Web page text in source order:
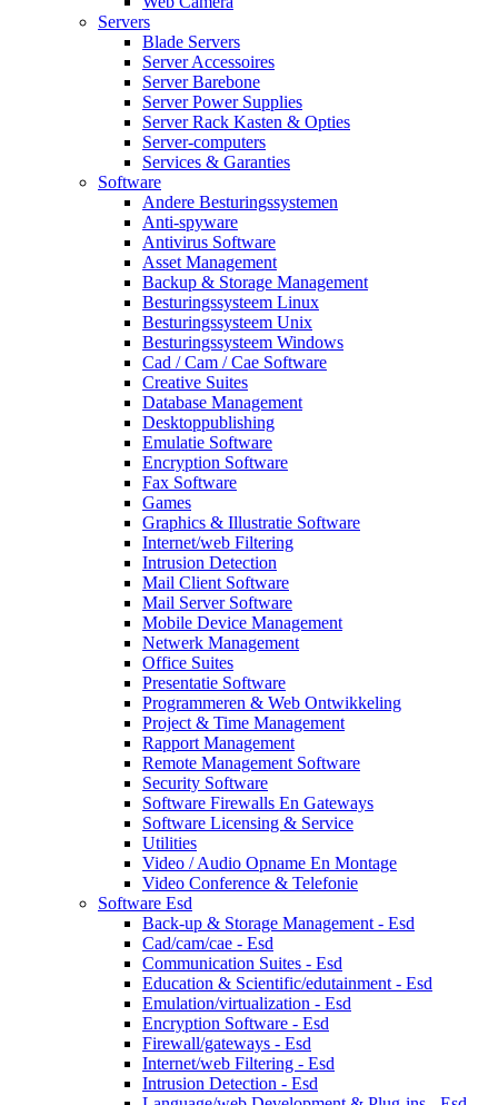
Servers
Blade Servers
Server Accessoires
Server Barebone
Server Power Supplies
Server Rack Kasten & Opties
Server-computers
Services & Garanties
Software
Andere Besturingssystemen
Anti-spyware
Antivirus Software
Asset Management
Backup & Storage Management
Besturingssysteem Linux
Besturingssysteem Unix
Besturingssysteem Windows
Cad / Cam / Cae Software
Creative Suites
Database Management
Desktoppublishing
Emulatie Software
Encryption Software
Fax Software
Games
Graphics & Illustratie Software
Internet/web Filtering
Intrusion Detection
Mail Client Software
Mail Server Software
Mobile Device Management
Netwerk Management
Office Suites
Presentatie Software
Programmeren & Web Ontwikkeling
Project & Time Management
Rapport Management
Remote Management Software
Security Software
Software Firewalls En Gateways
Software Licensing & Service
Utilities
Video / Audio Opname En Montage
Video Conference & Telefonie
Software Esd
Back-up & Storage Management - Esd
Cad/cam/cae - Esd
Communication Suites - Esd
Education & Scientific/edutainment - Esd
Emulation/virtualization - Esd
Encryption Software - Esd
Firewall/gateways - Esd
Internet/web Filtering - Esd
Intrusion Detection - Esd